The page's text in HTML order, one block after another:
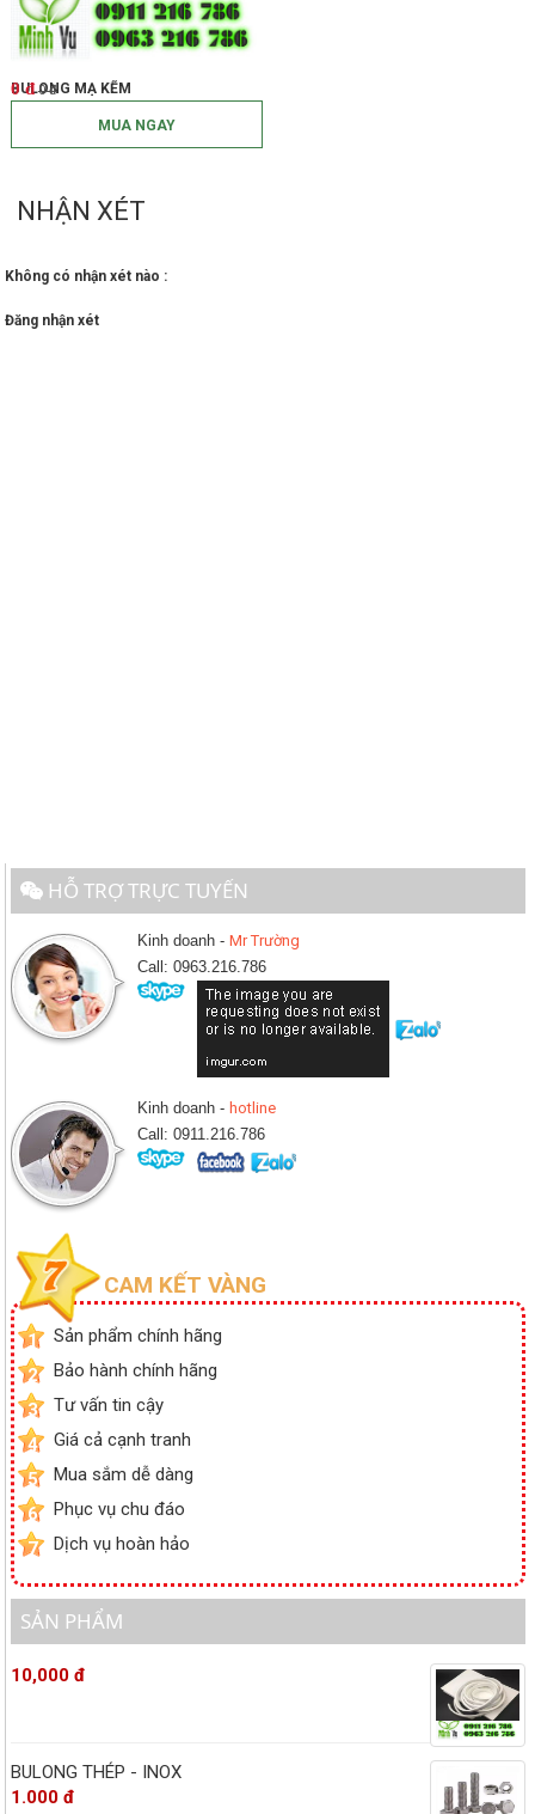
BULONG MẠ KẼM
0 đ 0 đ
MUA NGAY
NHẬN XÉT
Không có nhận xét nào :
Đăng nhận xét
HỖ TRỢ TRỰC TUYẾN
Kinh doanh -Mr Trường
Call: 0963.216.786
Kinh doanh - hotline
Call: 0911.216.786
CAM KẾT VÀNG
1
Sản phẩm chính hãng
2
Bảo hành chính hãng
3
Tư vấn tin cậy
4
Giá cả cạnh tranh
5
Mua sắm dễ dàng
6
Phục vụ chu đáo
7
Dịch vụ hoàn hảo
SẢN PHẨM
10,000 đ
BULONG THÉP - INOX
1.000 đ